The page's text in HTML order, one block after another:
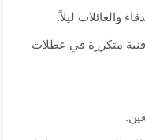
والعائلات ليلاً.
متكررة في عطلات